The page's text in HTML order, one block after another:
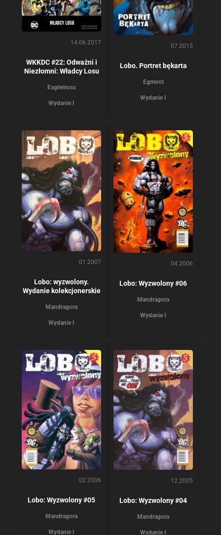
14.06.2017
WKKDC #22: Odważni i
Niezłomni: Władcy Losu
Eaglemoss
Wydanie I
07.2015
Lobo. Portret bękarta
Egmont
Wydanie I
01.2007
Lobo: wyzwolony.
Wydanie kolekcjonerskie
Mandragora
Wydanie I
04.2006
Lobo: Wyzwolony #06
Mandragora
Wydanie I
02.2006
Lobo: Wyzwolony #05
Mandragora
Wydanie I
12.2005
Lobo: Wyzwolony #04
Mandragora
Wydanie I